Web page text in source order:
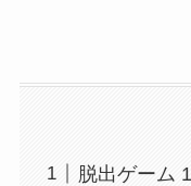
脱出ゲーム